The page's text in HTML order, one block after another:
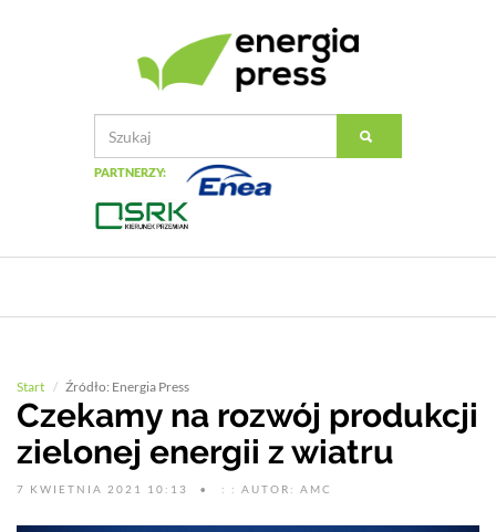
PARTNERZY:
Start Źródło: Energia Press
Czekamy na rozwój produkcji
zielonej energii z wiatru
7 KWIETNIA 2021 10:13 : : AUTOR: AMC